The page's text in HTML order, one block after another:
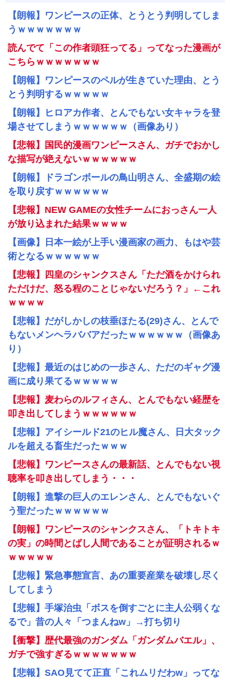
【朗報】ワンピースの正体、とうとう判明してしま
うｗｗｗｗｗｗｗ
読んでて「この作者頭狂ってる」ってなった漫画が
こちらｗｗｗｗｗｗｗ
【朗報】ワンピースのペルが生きていた理由、とう
とう判明するｗｗｗｗｗ
【朗報】ヒロアカ作者、とんでもない女キャラを登
場させてしまうｗｗｗｗｗｗ（画像あり）
【悲報】国民的漫画ワンピースさん、ガチでおかし
な描写が絶えないｗｗｗｗｗｗ
【朗報】ドラゴンボールの鳥山明さん、全盛期の絵
を取り戻すｗｗｗｗｗｗ
【悲報】NEW GAMEの女性チームにおっさん一人
が放り込まれた結果ｗｗｗｗ
【画像】日本一絵が上手い漫画家の画力、もはや芸
術となるｗｗｗｗｗｗ
【悲報】四皇のシャンクスさん「ただ酒をかけられ
ただけだ、怒る程のことじゃないだろう？」←これ
ｗｗｗｗ
【悲報】だがしかしの枝垂ほたる(29)さん、とんで
もないメンヘラババアだったｗｗｗｗｗｗ（画像あ
り）
【悲報】最近のはじめの一歩さん、ただのギャグ漫
画に成り果てるｗｗｗｗｗ
【悲報】麦わらのルフィさん、とんでもない経歴を
叩き出してしまうｗｗｗｗｗｗ
【悲報】アイシールド21のヒル魔さん、日大タック
ルを超える畜生だったｗｗｗ
【悲報】ワンピースさんの最新話、とんでもない視
聴率を叩き出してしまう・・・
【朗報】進撃の巨人のエレンさん、とんでもないぐ
う聖だったｗｗｗｗｗｗ
【朗報】ワンピースのシャンクスさん、「トキトキ
の実」の時間とばし人間であることが証明されるｗ
ｗｗｗｗｗ
【悲報】緊急事態宣言、あの重要産業を破壊し尽く
してしまう
【悲報】手塚治虫「ボスを倒すごとに主人公弱くな
るで」昔の人々「つまんねw」→打ち切り
【衝撃】歴代最強のガンダム「ガンダムバエル」、
ガチで強すぎるｗｗｗｗｗｗｗ
【悲報】SAO見てて正直「これムリだわw」ってな